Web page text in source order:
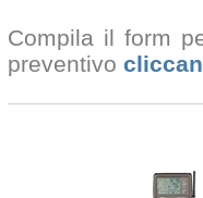
Compila il form
preventivo